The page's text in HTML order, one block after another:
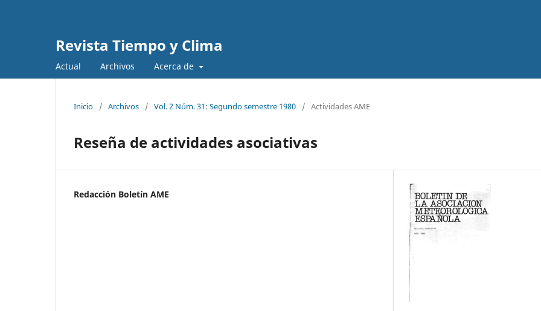
Revista Tiempo y Clima
Actual Archivos Acerca de
Inicio / Archivos / Vol. 2 Núm. 31: Segundo semestre 1980 / Actividades AME
Reseña de actividades asociativas
Redacción Boletín AME